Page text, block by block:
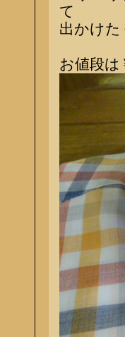
て
出かけ
お値段は